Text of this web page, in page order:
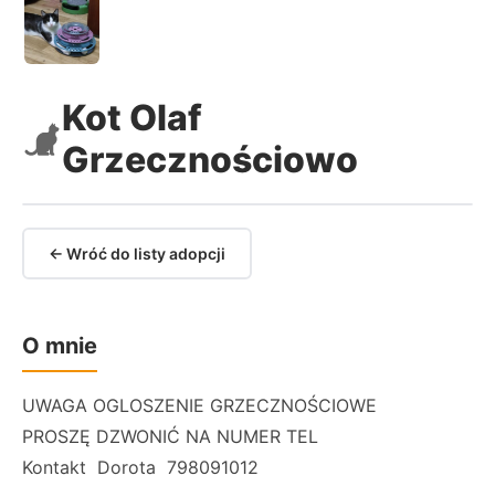
Kot Olaf
Grzecznościowo
← Wróć do listy adopcji
O mnie
UWAGA OGLOSZENIE GRZECZNOŚCIOWE
PROSZĘ DZWONIĆ NA NUMER TEL
Kontakt Dorota 798091012